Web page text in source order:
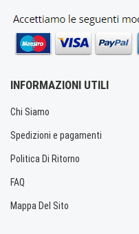
INFORMAZIONI UTILI
Chi Siamo
Spedizioni e pagamenti
Politica Di Ritorno
FAQ
Mappa Del Sito